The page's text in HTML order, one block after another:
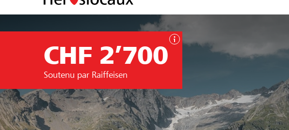
Soutien & assistance
Trouvez des projets et des organisations
DE FR IT
CHF 2’700
Soutenu par Raiffeisen